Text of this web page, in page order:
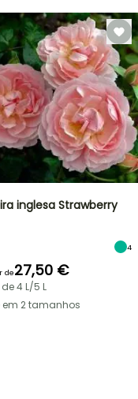
inglesa Strawberry
4
de27,50 €
4 L/5 L
em 2 tamanhos